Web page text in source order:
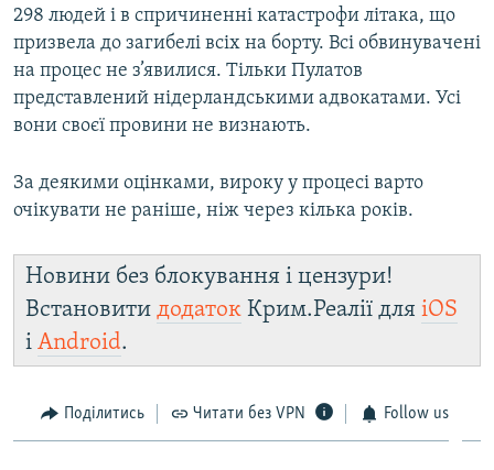
298 людей і в спричиненні катастрофи літака, що
призвела до загибелі всіх на борту. Всі обвинувачені
на процес не з’явилися. Тільки Пулатов
представлений нідерландськими адвокатами. Усі
вони своєї провини не визнають.
За деякими оцінками, вироку у процесі варто
очікувати не раніше, ніж через кілька років.
Новини без блокування і цензури!
Встановити додаток Крим.Реалії для iOS
і Android.
Поділитись Читати без VPN Follow us